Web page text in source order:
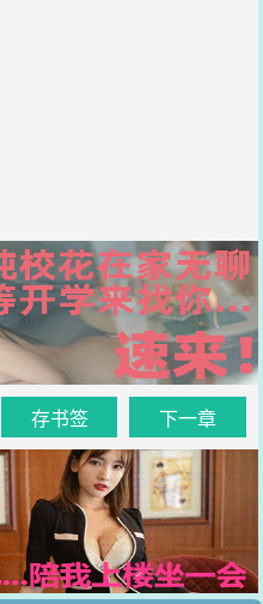
存书签 下一章